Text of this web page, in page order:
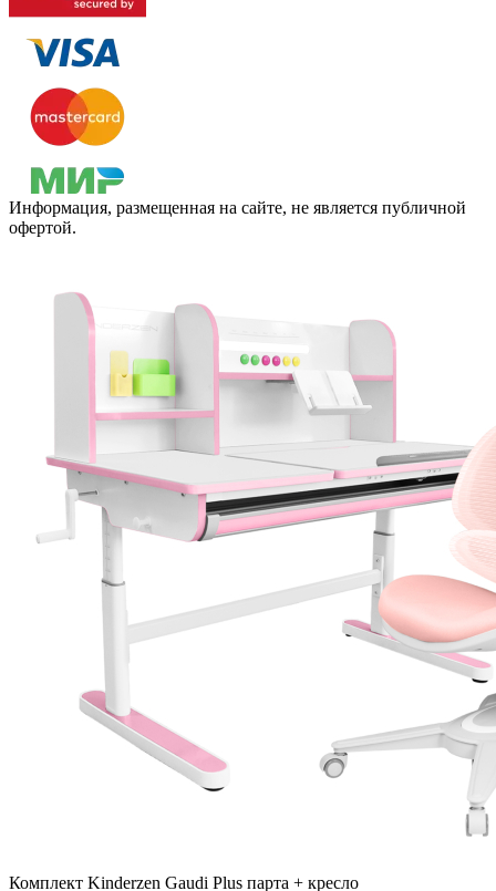
Информация, размещенная на сайте, не является публичной
офертой.
Комплект Kinderzen Gaudi Plus парта + кресло